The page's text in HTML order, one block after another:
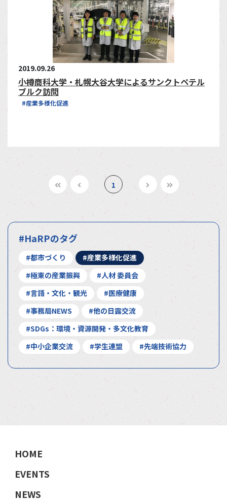
2019.09.26
小樽商科大学・札幌大谷大学によるサンクトペテル
ブルク訪問
#産業多様化促進
1
#HaRPのタグ
#都市づくり
#産業多様化促進
#極東の産業振興
#人材 委員会
#言語・文化・観光
#医療健康
#事務局NEWS
#他の日露交流
#SDGs：環境・資源開発・多文化教育
#中小企業交流
#学生連盟 #先端技術協力
HOME
EVENTS
NEWS